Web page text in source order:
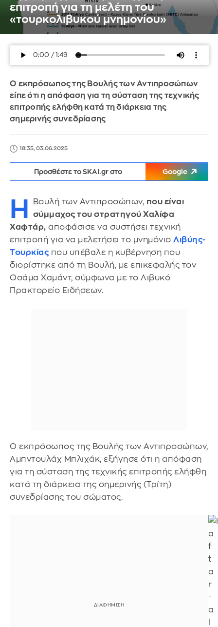
επιτροπή για τη μελέτη του
«τουρκολιβυκού μνημονίου»
Ο εκπρόσωπος της Βουλής των Αντιπροσώπων
είπε ότι η απόφαση για τη σύσταση της τεχνικής
επιτροπής ελήφθη κατά τη διάρκεια της
σημερινής συνεδρίασης
18:35, 03.06.2025
Προσθέστε το SKAI.gr στο Google
Η Βουλή των Αντιπροσώπων, που είναι
σύμμαχος του στρατηγού Χαλίφα
Χαφτάρ, αποφάσισε να συστήσει τεχνική
επιτροπή για να μελετήσει το μνημόνιο Λιβύης-
Τουρκίας που υπέβαλε η κυβέρνηση που
διορίστηκε από τη Βουλή, με επικεφαλής τον
Οσάμα Χαμάντ, σύμφωνα με το Λιβυκό
Πρακτορείο Ειδήσεων.
Ο εκπρόσωπος της Βουλής των Αντιπροσώπων,
Αμπντουλάχ Μπλιχάκ, εξήγησε ότι η απόφαση
για τη σύσταση της τεχνικής επιτροπής ελήφθη
κατά τη διάρκεια της σημερινής (Τρίτη)
συνεδρίασης του σώματος.